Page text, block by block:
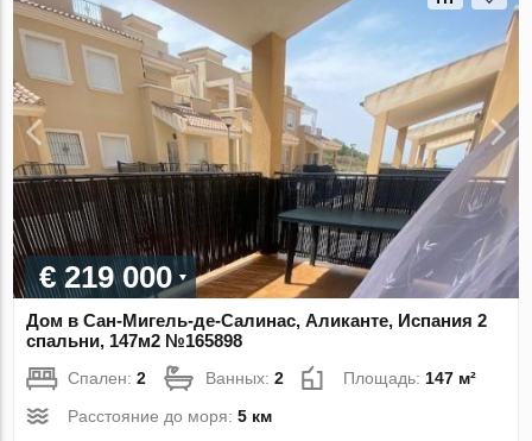
€ 219 000
Дом в Сан-Мигель-де-Салинас, Аликанте, Испания 2
спальни, 147м2 №165898
Спален:2 Ванных:2 Площадь:147 м²
Расстояние до моря:5 км